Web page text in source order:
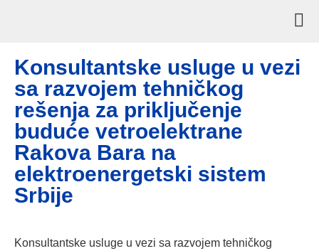
Konsultantske usluge u vezi
sa razvojem tehničkog
rešenja za priključenje
buduće vetroelektrane
Rakova Bara na
elektroenergetski sistem
Srbije
Konsultantske usluge u vezi sa razvojem tehničkog